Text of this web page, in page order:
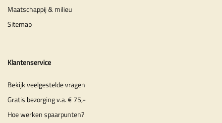
Maatschappij & milieu
Sitemap
Klantenservice
Bekijk veelgestelde vragen
Gratis bezorging v.a. € 75,-
Hoe werken spaarpunten?